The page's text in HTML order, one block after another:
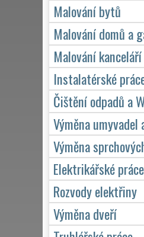
Malování bytů
Malování domů a
Malování kanceláří
Instalatérské
Čištění odpadů a
Výměna umyvadel
Výměna
Elektrikářské práce
Rozvody elektřiny
Výměna dveří